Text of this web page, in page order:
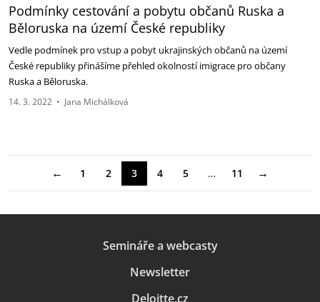
Podmínky cestování a pobytu občanů Ruska a
Běloruska na území České republiky
Vedle podmínek pro vstup a pobyt ukrajinských občanů na území
České republiky přinášíme přehled okolností imigrace pro občany
Ruska a Běloruska.
14. 3. 2022 • Jana Michálková
← 1 2 3 4 5 … 11 →
Semináře a webcasty
Newsletter
Deloitte.cz